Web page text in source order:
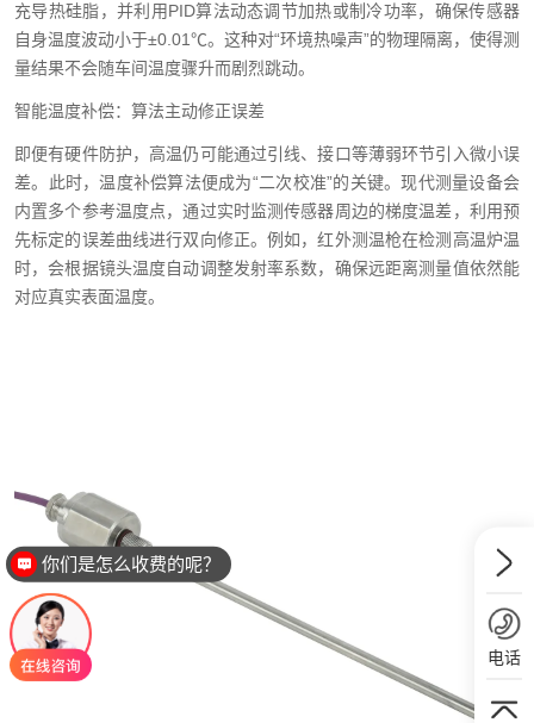
充导热硅脂，并利用PID算法动态调节加热或制冷功率，确保传感器
自身温度波动小于±0.01℃。这种对“环境热噪声”的物理隔离，使得测
量结果不会随车间温度骤升而剧烈跳动。
智能温度补偿：算法主动修正误差
即便有硬件防护，高温仍可能通过引线、接口等薄弱环节引入微小误
差。此时，温度补偿算法便成为“二次校准”的关键。现代测量设备会
内置多个参考温度点，通过实时监测传感器周边的梯度温差，利用预
先标定的误差曲线进行双向修正。例如，红外测温枪在检测高温炉温
时，会根据镜头温度自动调整发射率系数，确保远距离测量值依然能
对应真实表面温度。
电话
你们是怎么收费的呢？